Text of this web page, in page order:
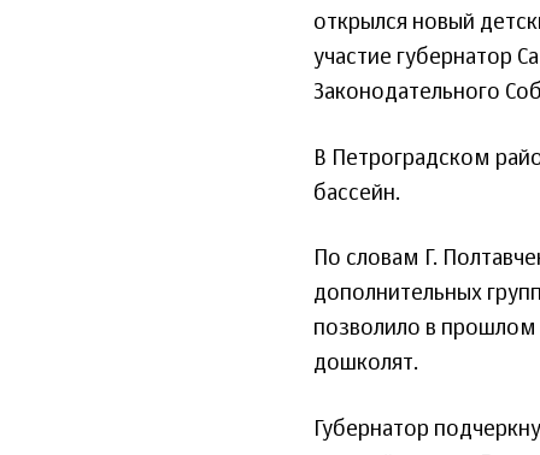
открылся новый
участие губернатор
Законодательного
В Петроградском
бассейн.
По словам Г.
дополнительных
позволило в прошлом
дошколят.
Губернатор